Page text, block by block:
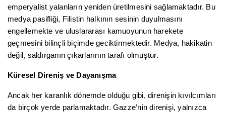
emperyalist yalanların yeniden üretilmesini sağlamaktadır. Bu
medya pasifliği, Filistin halkının sesinin duyulmasını
engellemekte ve uluslararası kamuoyunun harekete
geçmesini bilinçli biçimde geciktirmektedir. Medya, hakikatin
değil, saldırganın çıkarlarının tarafı olmuştur.
Küresel Direniş ve Dayanışma
Ancak her karanlık dönemde olduğu gibi, direnişin kıvılcımları
da birçok yerde parlamaktadır. Gazze’nin direnişi, yalnızca